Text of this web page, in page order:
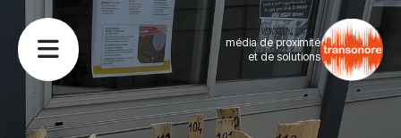
média de proximité
et de solutions